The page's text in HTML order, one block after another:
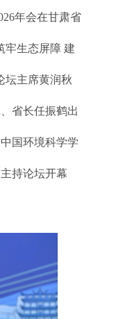
年会在甘肃省
牢生态屏障 建
坛主席黄润秋
省长任振鹤出
国环境科学学
持论坛开幕